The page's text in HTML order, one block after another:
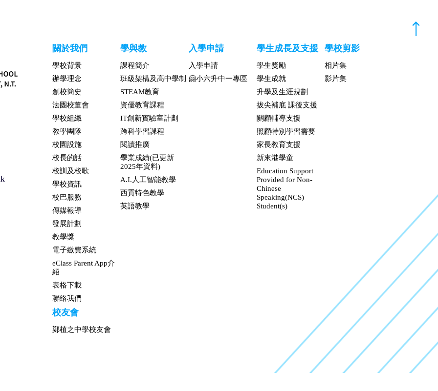
關於我們
學校背景
辦學理念
創校簡史
法團校董會
學校組織
教學團隊
校園設施
校長的話
校訓及校歌
學校資訊
校巴服務
傳媒報導
發展計劃
教學獎
電子繳費系統
eClass Parent App介
紹
表格下載
聯絡我們
學與教
課程簡介
班級架構及高中學制
STEAM教育
資優教育課程
IT創新實驗室計劃
跨科學習課程
閱讀推廣
學業成績(已更新
2025年資料)
A.I.人工智能教學
西貢特色教學
英語教學
入學申請
入學申請
🤗小六升中一專區
學生成長及支援
學生獎勵
學生成就
升學及生涯規劃
拔尖補底 課後支援
關顧輔導支援
照顧特別學習需要
家長教育支援
新來港學童
Education Support
Provided for Non-
Chinese
Speaking(NCS)
Student(s)
學校剪影
相片集
影片集
校友會
鄭植之中學校友會